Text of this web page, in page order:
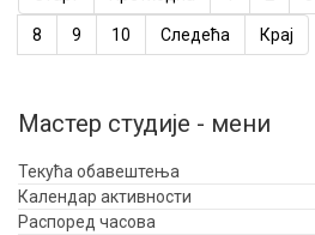
8 9 10 Следећа Крај
Мастер студије - мени
Текућа обавештења
Календар активности
Распоред часова